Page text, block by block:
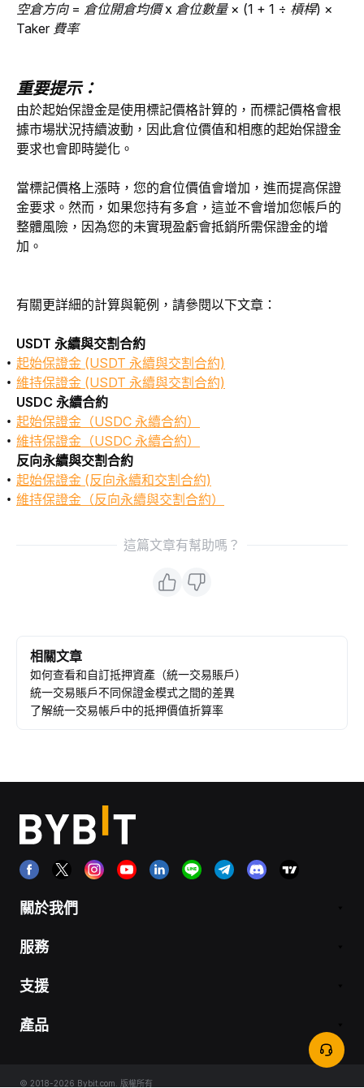
空倉方向 = 倉位開倉均價 x 倉位數量 × (1 + 1 ÷ 槓桿) ×
Taker 費率
重要提示：
由於起始保證金是使用標記價格計算的，而標記價格會根
據市場狀況持續波動，因此倉位價值和相應的起始保證金
要求也會即時變化。
當標記價格上漲時，您的倉位價值會增加，進而提高保證
金要求。然而，如果您持有多倉，這並不會增加您帳戶的
整體風險，因為您的未實現盈虧會抵銷所需保證金的增
加。
有關更詳細的計算與範例，請參閱以下文章：
USDT 永續與交割合約
起始保證金 (USDT 永續與交割合約)
維持保證金 (USDT 永續與交割合約)
USDC 永續合約
起始保證金（USDC 永續合約）
維持保證金（USDC 永續合約）
反向永續與交割合約
起始保證金 (反向永續和交割合約)
維持保證金（反向永續與交割合約）
這篇文章有幫助嗎？
相關文章
如何查看和自訂抵押資產（統一交易賬戶）
統一交易賬戶不同保證金模式之間的差異
了解統一交易帳戶中的抵押價值折算率
關於我們
服務
支援
產品
© 2018-2026 Bybit.com. 版權所有